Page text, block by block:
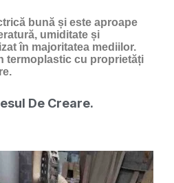
bună și este aproape
umiditate și
în majoritatea mediilor.
termoplastic cu proprietăți
De Creare.